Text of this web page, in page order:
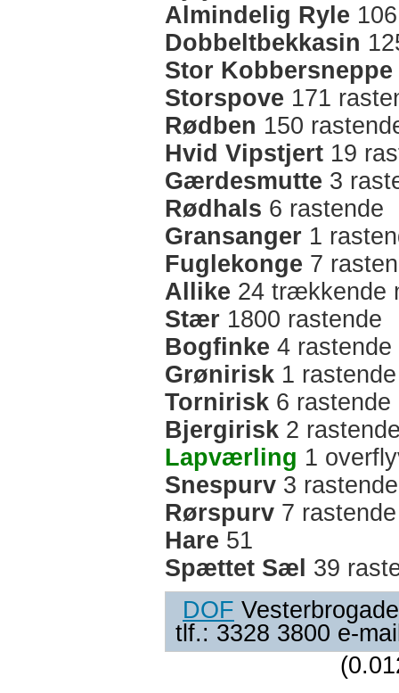
Almindelig Ryle
Dobbeltbekkasin
Stor Kobbersneppe
Storspove 171
Rødben 150
Hvid Vipstjert 19
Gærdesmutte 3
Rødhals 6 rastende
Gransanger 1
Fuglekonge 7
Allike 24 trækkende
Stær 1800 rastende
Bogfinke 4 rastende
Grønirisk 1 rastende
Tornirisk 6 rastende
Bjergirisk 2
Lapværling 1
Snespurv 3 rastende
Rørspurv 7 rastende
Hare 51
Spættet Sæl 39
DOF
tlf.: 3328 3800 e-